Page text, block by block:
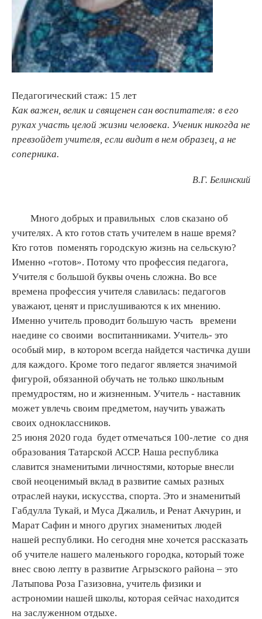
Педагогический стаж: 15 лет
Как важен, велик и священен сан воспитателя: в его
руках участь целой жизни человека. Ученик никогда не
превзойдет учителя, если видит в нем образец, а не
соперника.
В.Г. Белинский
Много добрых и правильных слов сказано об
учителях. А кто готов стать учителем в наше время?
Кто готов поменять городскую жизнь на сельскую?
Именно «готов». Потому что профессия педагога,
Учителя с большой буквы очень сложна. Во все
времена профессия учителя славилась: педагогов
уважают, ценят и прислушиваются к их мнению.
Именно учитель проводит большую часть времени
наедине со своими воспитанниками. Учитель- это
особый мир, в котором всегда найдется частичка души
для каждого. Кроме того педагог является значимой
фигурой, обязанной обучать не только школьным
премудростям, но и жизненным. Учитель - наставник
может увлечь своим предметом, научить уважать
своих одноклассников.
25 июня 2020 года будет отмечаться 100-летие со дня
образования Татарской АССР. Наша республика
славится знаменитыми личностями, которые внесли
свой неоценимый вклад в развитие самых разных
отраслей науки, искусства, спорта. Это и знаменитый
Габдулла Тукай, и Муса Джалиль, и Ренат Акчурин, и
Марат Сафин и много других знаменитых людей
нашей республики. Но сегодня мне хочется рассказать
об учителе нашего маленького городка, который тоже
внес свою лепту в развитие Агрызского района – это
Латыпова Роза Газизовна, учитель физики и
астрономии нашей школы, которая сейчас находится
на заслуженном отдыхе.